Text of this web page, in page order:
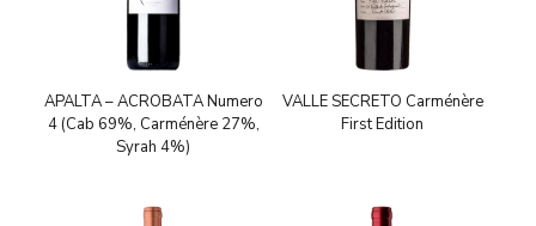
APALTA – ACROBATA Numero
4 (Cab 69%, Carménère 27%,
Syrah 4%)
VALLE SECRETO Carménère
First Edition